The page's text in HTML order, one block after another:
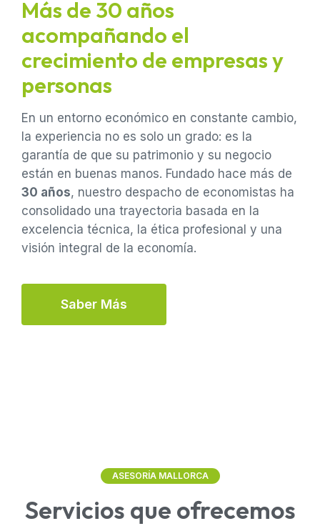
Más de 30 años
acompañando el
crecimiento de empresas y
personas
En un entorno económico en constante cambio,
la experiencia no es solo un grado: es la
garantía de que su patrimonio y su negocio
están en buenas manos. Fundado hace más de
30 años, nuestro despacho de economistas ha
consolidado una trayectoria basada en la
excelencia técnica, la ética profesional y una
visión integral de la economía.
SABER MÁS
ASESORÍA MALLORCA
Servicios que ofrecemos